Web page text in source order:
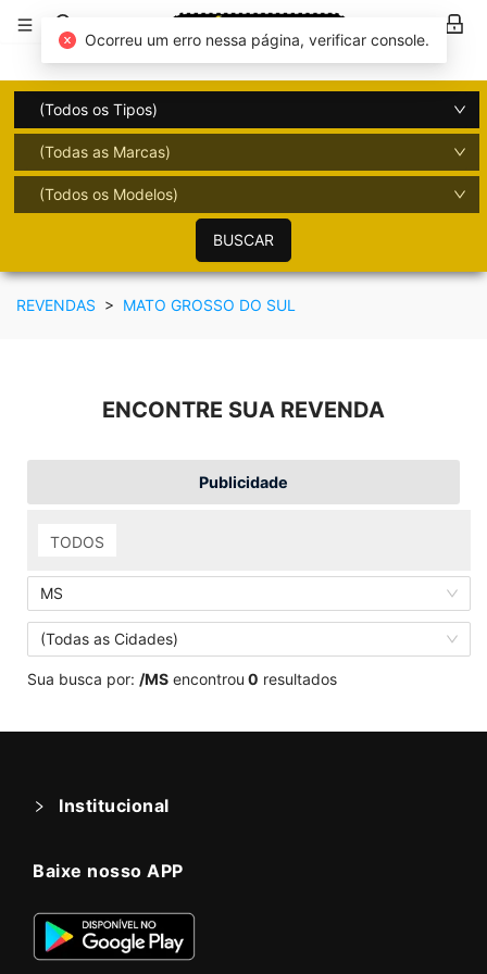
(Todos os Tipos)
(Todas as Marcas)
(Todos os Modelos)
BUSCAR
REVENDAS > MATO GROSSO DO SUL
ENCONTRE SUA REVENDA
TODOS
MS
(Todas as Cidades)
Sua busca por: /MS encontrou 0 resultados
Institucional
Baixe nosso APP
Ocorreu um erro nessa página, verificar console.